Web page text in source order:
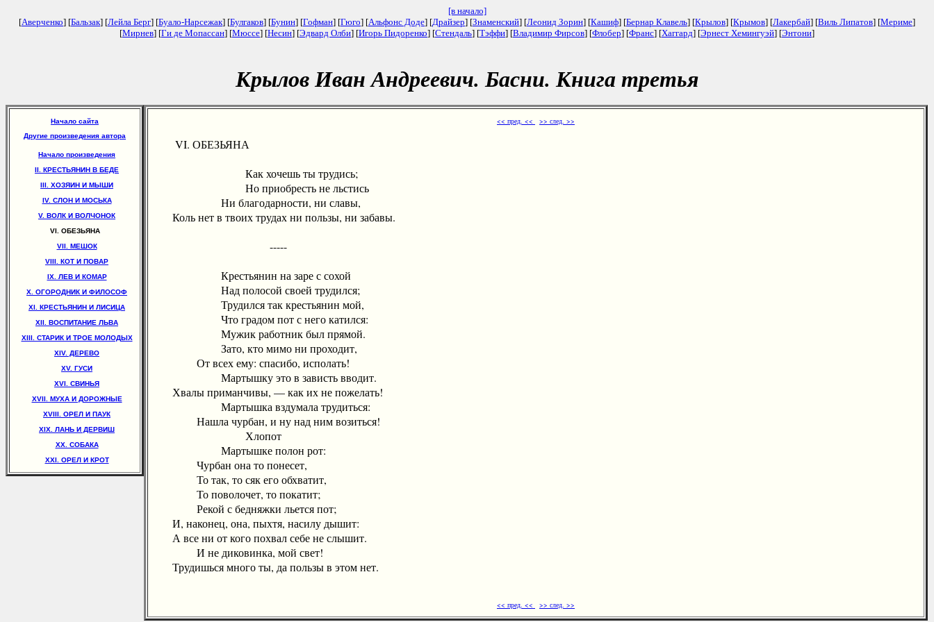
[в начало]
[Аверченко] [Бальзак] [Лейла Берг] [Буало-Нарсежак] [Булгаков] [Бунин] [Гофман] [Гюго] [Альфонс Доде] [Драйзер] [Знаменский] [Леонид Зорин] [Кашиф] [Бернар Клавель] [Крылов] [Крымов] [Лакербай] [Виль Липатов] [Мериме]
[Мирнев] [Ги де Мопассан] [Мюссе] [Несин] [Эдвард Олби] [Игорь Пидоренко] [Стендаль] [Тэффи] [Владимир Фирсов] [Флобер] [Франс] [Хаггард] [Эрнест Хемингуэй] [Энтони]
Крылов Иван Андреевич. Басни. Книга третья
Начало сайта
Другие произведения автора
Начало произведения
II. КРЕСТЬЯНИН В БЕДЕ
III. ХОЗЯИН И МЫШИ
IV. СЛОН И МОСЬКА
V. ВОЛК И ВОЛЧОНОК
VI. ОБЕЗЬЯНА
VII. МЕШОК
VIII. КОТ И ПОВАР
IX. ЛЕВ И КОМАР
X. ОГОРОДНИК И ФИЛОСОФ
XI. КРЕСТЬЯНИН И ЛИСИЦА
XII. ВОСПИТАНИЕ ЛЬВА
XIII. СТАРИК И ТРОЕ МОЛОДЫХ
XIV. ДЕРЕВО
XV. ГУСИ
XVI. СВИНЬЯ
XVII. МУХА И ДОРОЖНЫЕ
XVIII. ОРЕЛ И ПАУК
XIX. ЛАНЬ И ДЕРВИШ
XX. СОБАКА
XXI. ОРЕЛ И КРОТ
<< пред. << >> след. >>
VI. ОБЕЗЬЯНА
Как хочешь ты трудись;
Но приобресть не льстись
Ни благодарности, ни славы,
Коль нет в твоих трудах ни пользы, ни забавы.
-----
Крестьянин на заре с сохой
Над полосой своей трудился;
Трудился так крестьянин мой,
Что градом пот с него катился:
Мужик работник был прямой.
Зато, кто мимо ни проходит,
От всех ему: спасибо, исполать!
Мартышку это в зависть вводит.
Хвалы приманчивы, — как их не пожелать!
Мартышка вздумала трудиться:
Нашла чурбан, и ну над ним возиться!
Хлопот
Мартышке полон рот:
Чурбан она то понесет,
То так, то сяк его обхватит,
То поволочет, то покатит;
Рекой с бедняжки льется пот;
И, наконец, она, пыхтя, насилу дышит:
А все ни от кого похвал себе не слышит.
И не диковинка, мой свет!
Трудишься много ты, да пользы в этом нет.
<< пред. << >> след. >>